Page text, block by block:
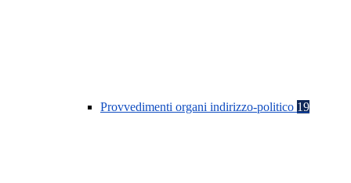
Provvedimenti organi indirizzo-politico 19